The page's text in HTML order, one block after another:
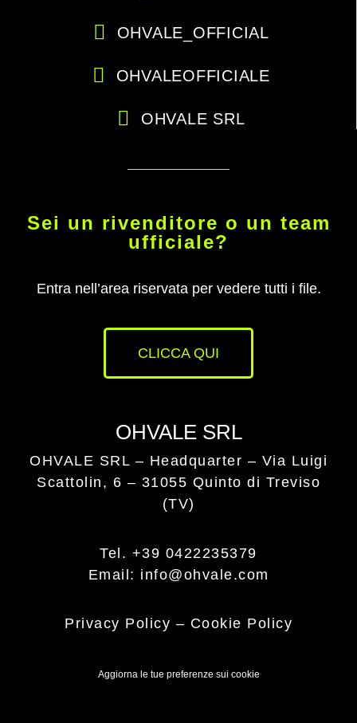
OHVALE_OFFICIAL
OHVALEOFFICIALE
OHVALE SRL
Sei un rivenditore o un team
ufficiale?
Entra nell’area riservata per vedere tutti i file.
CLICCA QUI
OHVALE SRL
OHVALE SRL – Headquarter – Via Luigi
Scattolin, 6 – 31055 Quinto di Treviso
(TV)
Tel. +39 0422235379
Email: info@ohvale.com
Privacy Policy – Cookie Policy
Aggiorna le tue preferenze sui cookie